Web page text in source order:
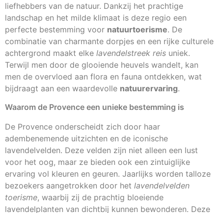
liefhebbers van de natuur. Dankzij het prachtige
landschap en het milde klimaat is deze regio een
perfecte bestemming voor natuurtoerisme. De
combinatie van charmante dorpjes en een rijke culturele
achtergrond maakt elke lavendelstreek reis uniek.
Terwijl men door de glooiende heuvels wandelt, kan
men de overvloed aan flora en fauna ontdekken, wat
bijdraagt aan een waardevolle natuurervaring.
Waarom de Provence een unieke bestemming is
De Provence onderscheidt zich door haar
adembenemende uitzichten en de iconische
lavendelvelden. Deze velden zijn niet alleen een lust
voor het oog, maar ze bieden ook een zintuiglijke
ervaring vol kleuren en geuren. Jaarlijks worden talloze
bezoekers aangetrokken door het lavendelvelden
toerisme, waarbij zij de prachtig bloeiende
lavendelplanten van dichtbij kunnen bewonderen. Deze